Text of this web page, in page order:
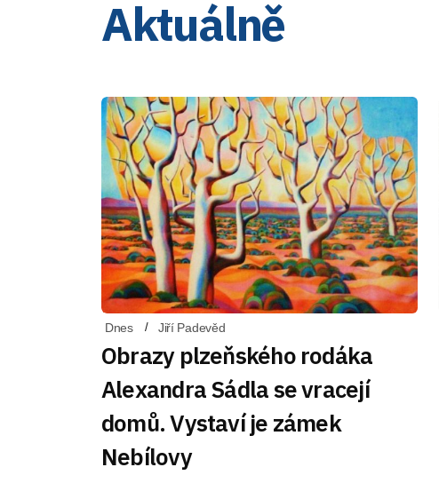
Aktuálně
Dnes Jiří Padevěd
Obrazy plzeňského rodáka
Alexandra Sádla se vracejí
domů. Vystaví je zámek
Nebílovy